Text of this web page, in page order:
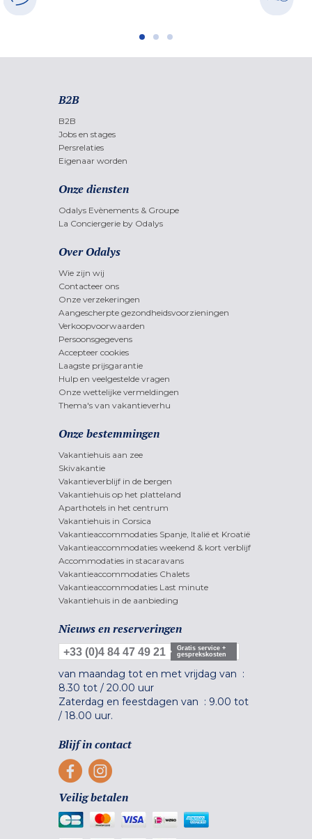
B2B
B2B
Jobs en stages
Persrelaties
Eigenaar worden
Onze diensten
Odalys Evènements & Groupe
La Conciergerie by Odalys
Over Odalys
Wie zijn wij
Contacteer ons
Onze verzekeringen
Aangescherpte gezondheidsvoorzieningen
Verkoopvoorwaarden
Persoonsgegevens
Accepteer cookies
Laagste prijsgarantie
Hulp en veelgestelde vragen
Onze wettelijke vermeldingen
Thema's van vakantieverhu
Onze bestemmingen
Vakantiehuis aan zee
Skivakantie
Vakantieverblijf in de bergen
Vakantiehuis op het platteland
Aparthotels in het centrum
Vakantiehuis in Corsica
Vakantieaccommodaties Spanje, Italië et Kroatië
Vakantieaccommodaties weekend & kort verblijf
Accommodaties in stacaravans
Vakantieaccommodaties Chalets
Vakantieaccommodaties Last minute
Vakantiehuis in de aanbieding
Nieuws en reserveringen
+33 (0)4 84 47 49 21
Gratis service +
gesprekskosten
van maandag tot en met vrijdag van :
8.30 tot / 20.00 uur
Zaterdag en feestdagen van : 9.00 tot
/ 18.00 uur.
Blijf in contact
Veilig betalen